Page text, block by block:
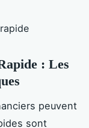
: Les
peuvent
sont